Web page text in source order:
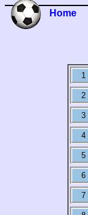
Home
1
2
3
4
5
6
7